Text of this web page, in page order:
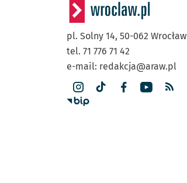
pl. Solny 14, 50-062 Wrocław
tel. 71 776 71 42
e-mail: redakcja@araw.pl